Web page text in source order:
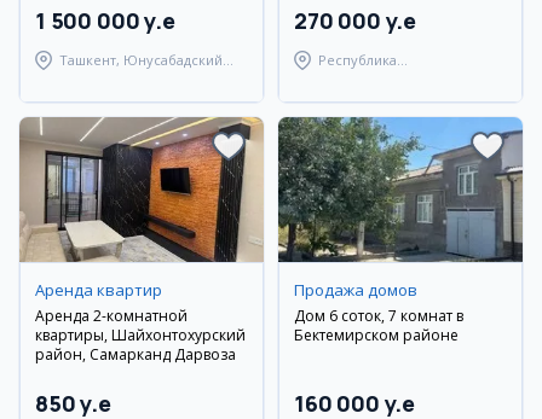
1 500 000 y.e
Ташкент, Юнусабадский
270 000 y.e
Республика
район
Аренда квартир
Аренда 2-комнатной
квартиры, Шайхонтохурский
район, Самарканд Дарвоза
850 y.e
Продажа домов
Дом 6 соток, 7 комнат в
Бектемирском районе
160 000 y.e